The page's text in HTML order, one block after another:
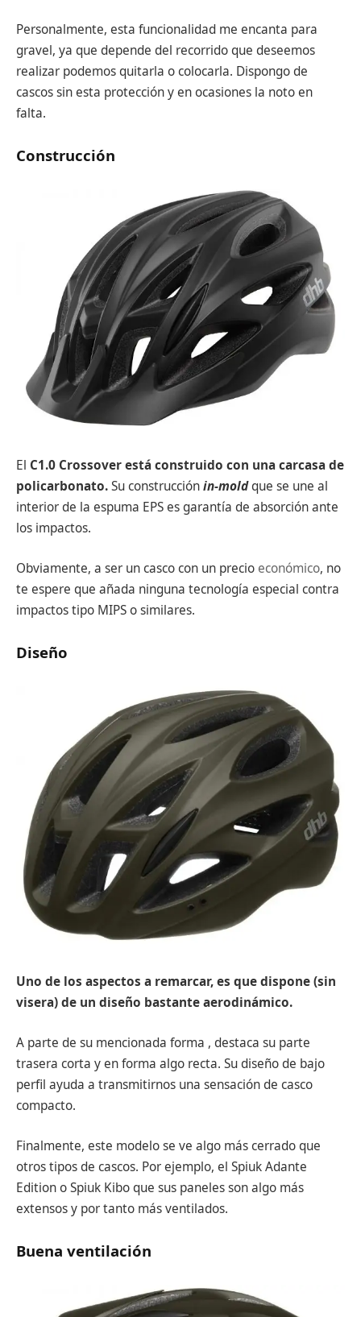
Personalmente, esta funcionalidad me encanta para
gravel, ya que depende del recorrido que deseemos
realizar podemos quitarla o colocarla. Dispongo de
cascos sin esta protección y en ocasiones la noto en
falta.
Construcción
El C1.0 Crossover está construido con una carcasa de
policarbonato.Su construcciónin-moldque se une al
interior de la espuma EPS es garantía de absorción ante
los impactos.
Obviamente, a ser un casco con un precio económico, no
te espere que añada ninguna tecnología especial contra
impactos tipo MIPS o similares.
Diseño
Uno de los aspectos a remarcar, es que dispone (sin
visera) de un diseño bastante aerodinámico.
A parte de su mencionada forma , destaca su parte
trasera corta y en forma algo recta. Su diseño de bajo
perfil ayuda a transmitirnos una sensación de casco
compacto.
Finalmente, este modelo se ve algo más cerrado que
otros tipos de cascos. Por ejemplo, el Spiuk Adante
Edition o Spiuk Kibo que sus paneles son algo más
extensos y por tanto más ventilados.
Buena ventilación